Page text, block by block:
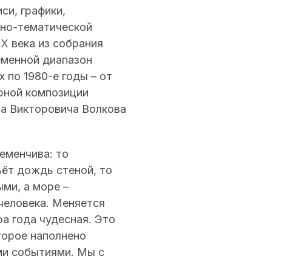
графики,
тематической
века из собрания
диапазон
по 1980-е годы – от
композиции
Викторовича Волкова
то
дождь стеной, то
а море –
Меняется
года чудесная. Это
наполнено
событиями. Мы с